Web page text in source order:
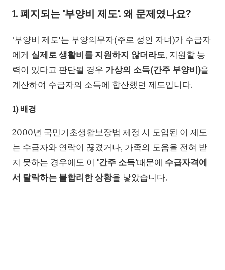
1. 폐지되는 '부양비 제도'. 왜 문제였나요?
'부양비 제도'는 부양의무자(주로 성인 자녀)가 수급자
에게 실제로 생활비를 지원하지 않더라도, 지원할 능
력이 있다고 판단될 경우 가상의 소득(간주 부양비)을
계산하여 수급자의 소득에 합산했던 제도입니다.
1) 배경
2000년 국민기초생활보장법 제정 시 도입된 이 제도
는 수급자와 연락이 끊겼거나, 가족의 도움을 전혀 받
지 못하는 경우에도 이 '간주 소득'때문에 수급자격에
서 탈락하는 불합리한 상황을 낳았습니다.